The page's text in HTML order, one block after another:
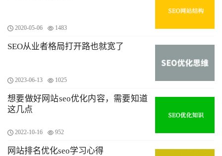
2020-05-06 1483
SEO从业者格局打开路也就宽了
2023-06-13 1025
想要做好网站seo优化内容，需要知道
这几点
2022-10-16 952
网站排名优化seo学习心得